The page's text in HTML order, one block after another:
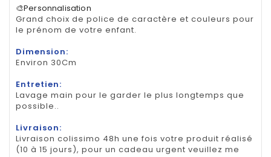
🎨Personnalisation
Grand choix de police de caractère et couleurs pour
le prénom de votre enfant.
Dimension:
Environ 30Cm
Entretien:
Lavage main pour le garder le plus longtemps que
possible..
Livraison:
Livraison colissimo 48h une fois votre produit réalisé
(10 à 15 jours), pour un cadeau urgent veuillez me